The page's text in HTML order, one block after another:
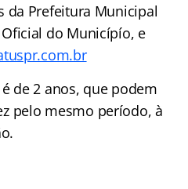
da Prefeitura Municipal
do Municípío, e
de 2 anos, que podem
pelo mesmo período, à